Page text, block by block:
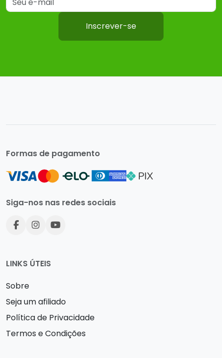
Inscrever-se
Formas de pagamento
Siga-nos nas redes sociais
LINKS ÚTEIS
Sobre
Seja um afiliado
Política de Privacidade
Termos e Condições